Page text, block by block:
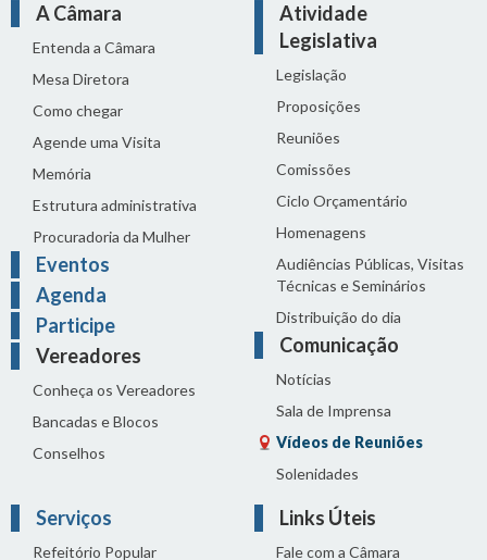
A Câmara
Entenda a Câmara
Mesa Diretora
Como chegar
Agende uma Visita
Memória
Estrutura administrativa
Procuradoria da Mulher
Eventos
Agenda
Participe
Vereadores
Conheça os Vereadores
Bancadas e Blocos
Conselhos
Atividade
Legislativa
Legislação
Proposições
Reuniões
Comissões
Ciclo Orçamentário
Homenagens
Audiências Públicas, Visitas
Técnicas e Seminários
Distribuição do dia
Comunicação
Notícias
Sala de Imprensa
Vídeos de Reuniões
Solenidades
Serviços
Refeitório Popular
Links Úteis
Fale com a Câmara